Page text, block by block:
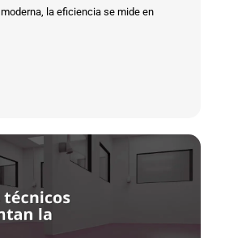
la eficiencia se mide en